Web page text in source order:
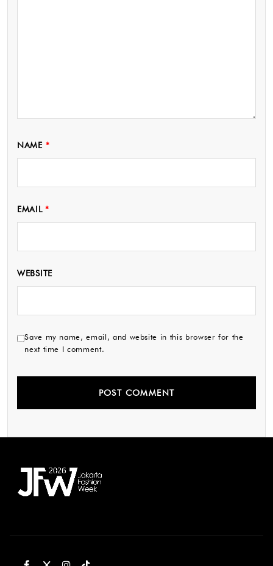
NAME *
EMAIL*
WEBSITE
Save my name, email, and website in this browser for the
next time I comment.